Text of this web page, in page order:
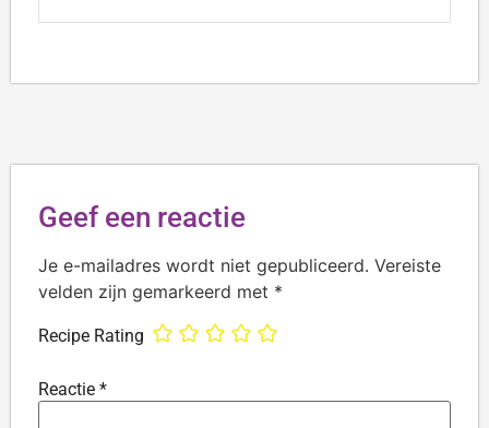
Geef een reactie
Je e-mailadres wordt niet gepubliceerd. Vereiste
velden zijn gemarkeerd met *
Recipe Rating
Reactie *